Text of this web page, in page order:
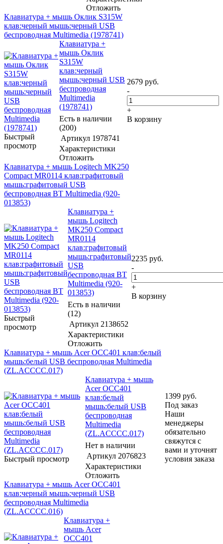
Отложить
Клавиатура + мышь Оклик S315W
клав:черный мышь:черный USB
беспроводная Multimedia (1978741)
Быстрый
просмотр
Клавиатура +
мышь Оклик
S315W
клав:черный
мышь:черный USB
беспроводная
Multimedia
(1978741)
Есть в наличии
(200)
Артикул 1978741
Характеристики
Отложить
2679 руб.
-
+
В корзину
Клавиатура + мышь Logitech MK250
Compact MR0114 клав:графитовый
мышь:графитовый USB
беспроводная BT Multimedia (920-
013853)
Быстрый
просмотр
Клавиатура +
мышь Logitech
MK250 Compact
MR0114
клав:графитовый
мышь:графитовый
USB
беспроводная BT
Multimedia (920-
013853)
Есть в наличии
(12)
Артикул 2138652
Характеристики
Отложить
2235 руб.
-
+
В корзину
Клавиатура + мышь Acer OCC401 клав:белый
мышь:белый USB беспроводная Multimedia
(ZL.ACCCC.017)
Быстрый просмотр
Клавиатура + мышь
Acer OCC401
клав:белый
мышь:белый USB
беспроводная
Multimedia
(ZL.ACCCC.017)
Нет в наличии
Артикул 2076823
Характеристики
Отложить
1399 руб.
Под заказ
Наши
менеджеры
обязательно
свяжутся с
вами и уточнят
условия заказа
Клавиатура + мышь Acer OCC401
клав:черный мышь:черный USB
беспроводная Multimedia
(ZL.ACCCC.016)
Клавиатура +
мышь Acer
OCC401